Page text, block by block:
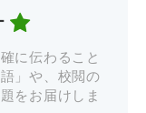
に伝わること
」や、校閲の
をお届けしま